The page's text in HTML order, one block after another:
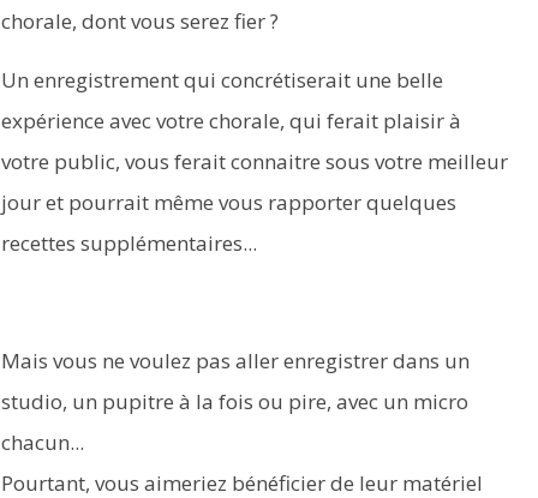
chorale, dont vous serez fier ?
Un enregistrement qui concrétiserait une belle
expérience avec votre chorale, qui ferait plaisir à
votre public, vous ferait connaitre sous votre meilleur
jour et pourrait même vous rapporter quelques
recettes supplémentaires...
Mais vous ne voulez pas aller enregistrer dans un
studio, un pupitre à la fois ou pire, avec un micro
chacun...
Pourtant, vous aimeriez bénéficier de leur matériel